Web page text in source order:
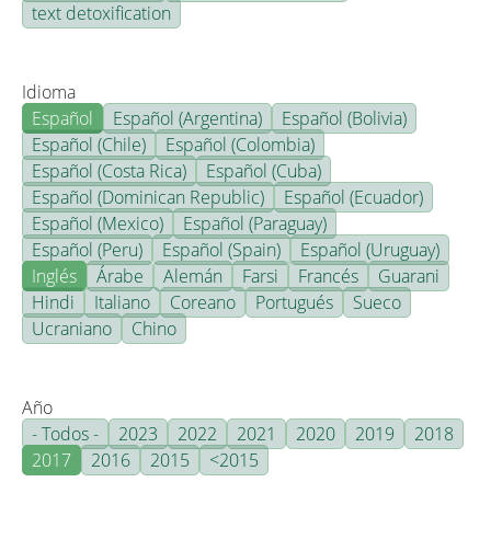
text detoxification
Idioma
Español
Español (Argentina)
Español (Bolivia)
Español (Chile)
Español (Colombia)
Español (Costa Rica)
Español (Cuba)
Español (Dominican Republic)
Español (Ecuador)
Español (Mexico)
Español (Paraguay)
Español (Peru)
Español (Spain)
Español (Uruguay)
Inglés
Árabe Alemán Farsi Francés
Guarani
Hindi
Italiano Coreano Portugués
Sueco
Ucraniano
Chino
Año
- Todos -
2023 2022 2021 2020 2019
2018
2017
2016 2015 <2015